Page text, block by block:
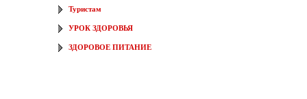
Туристам
УРОК ЗДОРОВЬЯ
ЗДОРОВОЕ ПИТАНИЕ